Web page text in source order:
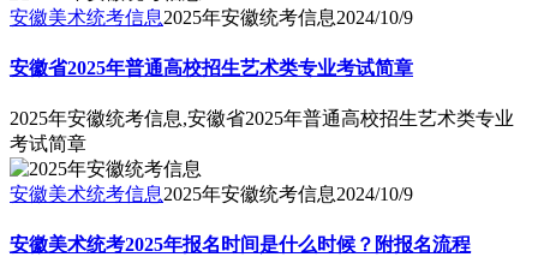
安徽美术统考信息2025年安徽统考信息2024/10/9
安徽省2025年普通高校招生艺术类专业考试简章
2025年安徽统考信息,安徽省2025年普通高校招生艺术类专业
考试简章
安徽美术统考信息2025年安徽统考信息2024/10/9
安徽美术统考2025年报名时间是什么时候？附报名流程